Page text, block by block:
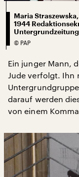
Maria
1944
© PAP
Ein junger Mann,
Jude verfolgt. Ihn
darauf werden
von einem